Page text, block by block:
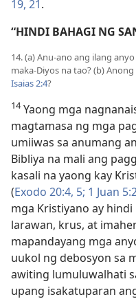
19, 21 .
“HINDI BAHAGI NG
14. (a) Anu-ano ang ilang
maka-Diyos na tao? (b)
Isaias 2:4?
14Yaong mga
magtamasa ng mga
umiiwas sa anumang
Bibliya na mali ang
kasali na yaong kay
(Exodo 20:​4, 5; 1 Juan
mga Kristiyano ay
larawan, krus, at
mapandayang mga
uukol ng debosyon sa
awiting lumuluwalhati
upang isakatuparan